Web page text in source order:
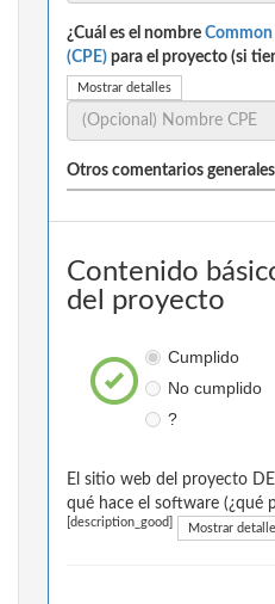
¿Cuál es el nombre
(CPE) para el proyecto (si
Mostrar detalles
Otros comentarios
Contenido
del proyecto
Cumplido
No cumplido
?
El sitio web del proyecto
qué hace el software (¿qué
[description_good] Mostrar